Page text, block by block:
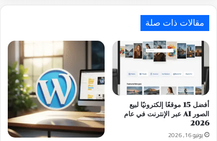
مقالات ذات صلة
أفضل 15 موقعًا إلكترونيًا لبيع
الصور AI عبر الإنترنت في عام
2026
يونيو 16, 2026